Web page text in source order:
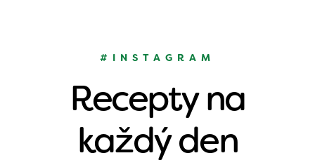
#INSTAGRAM
Recepty na
každý den